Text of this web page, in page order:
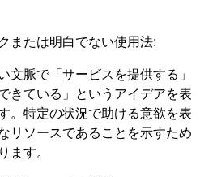
または明白でない使用法:
文脈で「サービスを提供する」
きている」というアイデアを表
。特定の状況で助ける意欲を表
リソースであることを示すため
ます。